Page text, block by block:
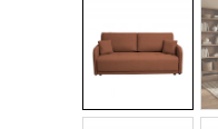
Colectia BELLA